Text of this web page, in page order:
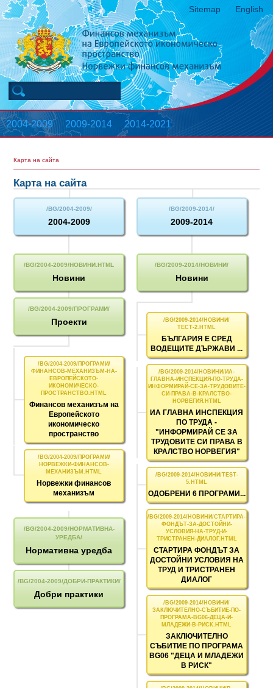
Sitemap English
2004-2009 2009-2014 2014-2021
Карта на сайта
Карта на сайта
2004-2009
Новини
Проекти
Финансов механизъм на
Европейското
икономическо
пространство
Норвежки финансов
механизъм
Нормативна уредба
Добри практики
2009-2014
Новини
БЪЛГАРИЯ Е СРЕД
ВОДЕЩИТЕ ДЪРЖАВИ ...
ИА ГЛАВНА ИНСПЕКЦИЯ
ПО ТРУДА -
"ИНФОРМИРАЙ СЕ ЗА
ТРУДОВИТЕ СИ ПРАВА В
КРАЛСТВО НОРВЕГИЯ"
ОДОБРЕНИ 6 ПРОГРАМИ...
СТАРТИРА ФОНДЪТ ЗА
ДОСТОЙНИ УСЛОВИЯ НА
ТРУД И ТРИСТРАНЕН
ДИАЛОГ
ЗАКЛЮЧИТЕЛНО
СЪБИТИЕ ПО ПРОГРАМА
BG06 "ДЕЦА И МЛАДЕЖИ
В РИСК"